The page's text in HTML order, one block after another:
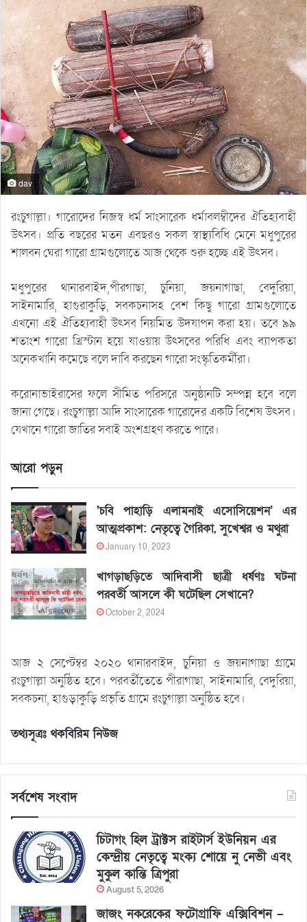
dav
রংচুগাল্লা। গারোদের নিজস্ব ধর্ম সাংসারেক ধর্মাবলম্বীদের ঐতিহ্যবাহী
উৎসব। প্রতি বছরের মতন এবছরও সকল স্বাস্থ্যবিধি মেনে মধুপুরের
শালবন ঘেরা গারো গ্রামগুলোতে আজ থেকে শুরু হচ্ছে এই উৎসব।
মধুপুরের থানারবাইদ,পীরগাছা, চুনিয়া, জয়নাগাছা, বেদুরিয়া,
সাইনামারি, হাগুরাকুড়ি, সবকচনাসহ বেশ কিছু গারো গ্রামগুলোতে
এখনো এই ঐতিহ্যবাহী উৎসব নিয়মিত উদযাপন করা হয়। তবে ৯৯
শতাংশ গারো খ্রিস্টান হয়ে যাওয়ায় উৎসবের পরিধি এবং ব্যাপকতা
অনেকখানি কমেছে বলে দাবি করছেন গারো সংস্কৃতিকর্মীরা।
করোনাভাইরাসের ফলে সীমিত পরিসরে অনুষ্ঠানটি সম্পন্ন হবে বলে
জানা গেছে। রংচুগাল্লা আদি সাংসারেক গারোদের একটি বিশেষ উৎসব।
যেখানে গারো জাতির সবাই অংশগ্রহণ করতে পারে।
আরো পড়ুন
‘চবি পাহাড়ি এলামনাই এসোসিয়েশন’ এর
আত্মপ্রকাশ: নেতৃত্বে গৈরিকা, সুখেশ্বর ও মথুরা
January 10, 2023
খাগড়াছড়িতে আদিবাসী ছাত্রী ধর্ষণঃ ঘটনা
পরবর্তী আসলে কী ঘটেছিল সেখানে?
October 2, 2024
আজ ২ সেপ্টেম্বর ২০২০ থানারবাইদ, চুনিয়া ও জয়নাগাছা গ্রামে
রংচুগাল্লা অনুষ্ঠিত হবে। পরবর্তীতেতে পীরাগাছা, সাইনামারি, বেদুরিয়া,
সবকচনা, হাগুড়াকুড়ি প্রভৃতি গ্রামে রংচুগাল্লা অনুষ্ঠিত হবে।
তথ্যসূত্রঃ থকবিরিম নিউজ
সর্বশেষ সংবাদ
চিটাগং হিল ট্রাক্টস রাইটার্স ইউনিয়ন এর
কেন্দ্রীয় নেতৃত্বে মংক্য শোয়ে নু নেভী এবং
মুকুল কান্তি ত্রিপুরা
August 5, 2026
জাজং নকরেকের ফটোগ্রাফি এক্সিবিশন –